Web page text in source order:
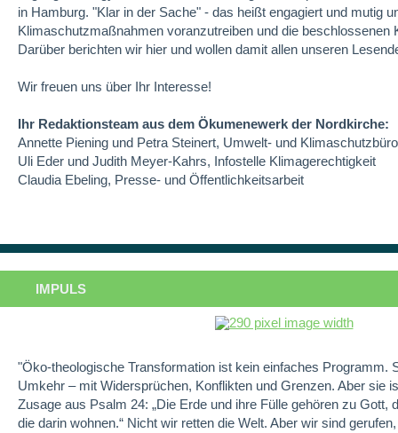
in Hamburg. "Klar in der Sache" - das heißt engagiert und mutig
Klimaschutzmaßnahmen voranzutreiben und die beschlossenen
Darüber berichten wir hier und wollen damit allen unseren
Wir freuen uns über Ihr Interesse!
Ihr Redaktionsteam aus dem Ökumenewerk der Nordkirche:
Annette Piening und Petra Steinert, Umwelt- und Klimaschutzbüro
Uli Eder und Judith Meyer-Kahrs, Infostelle Klimagerechtigkeit
Claudia Ebeling, Presse- und Öffentlichkeitsarbeit
IMPULS
"Öko-theologische Transformation ist kein einfaches Programm.
Umkehr – mit Widersprüchen, Konflikten und Grenzen. Aber sie
Zusage aus Psalm 24: „Die Erde und ihre Fülle gehören zu Gott,
die darin wohnen.“ Nicht wir retten die Welt. Aber wir sind